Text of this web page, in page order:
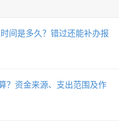
间是多久？错过还能补办报
？资金来源、支出范围及作